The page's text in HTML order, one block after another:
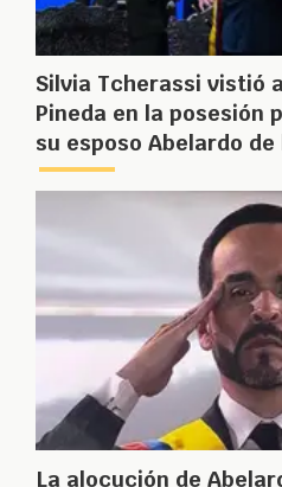
Silvia Tcherassi vistió
Pineda en la posesión
su esposo Abelardo de
La alocución de